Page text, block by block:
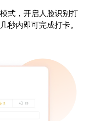
式，开启人脸识别打
秒内即可完成打卡。